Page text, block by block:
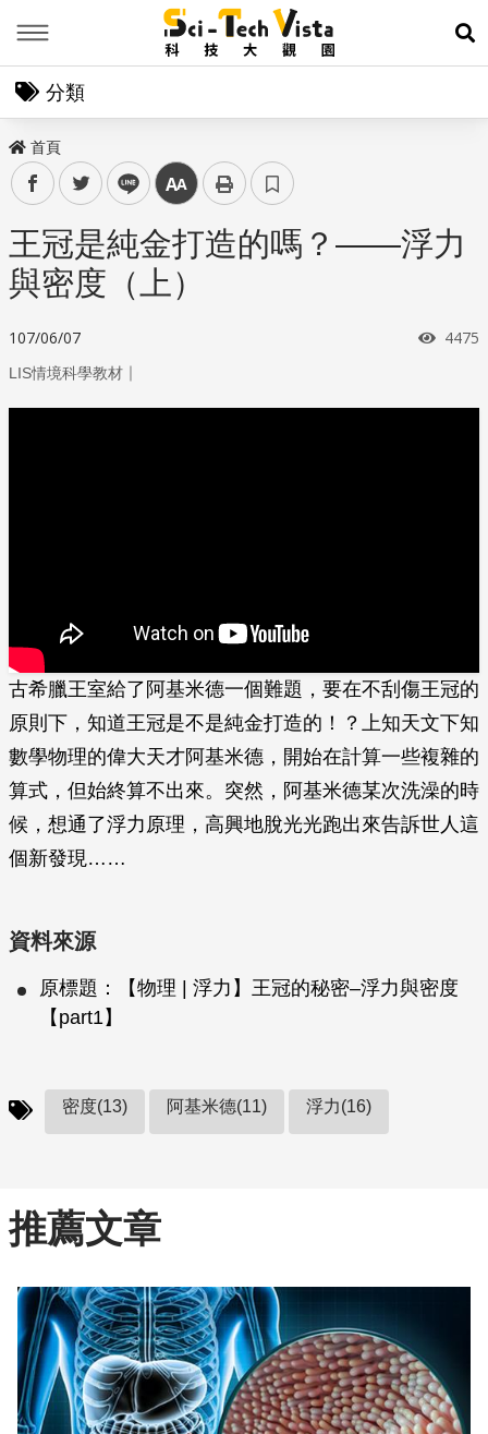
展
分類
首頁
facebooktwitter line 中
王冠是純金打造的嗎？——浮力
與密度（上）
107/06/07 瀏覽
4475
LIS情境科學教材 ｜
古希臘王室給了阿基米德一個難題，要在不刮傷王冠的
原則下，知道王冠是不是純金打造的！？上知天文下知
數學物理的偉大天才阿基米德，開始在計算一些複雜的
算式，但始終算不出來。突然，阿基米德某次洗澡的時
候，想通了浮力原理，高興地脫光光跑出來告訴世人這
個新發現……
資料來源
原標題：【物理 | 浮力】王冠的秘密–浮力與密度
【part1】
密度(13) 阿基米德(11) 浮力(16)
推薦文章